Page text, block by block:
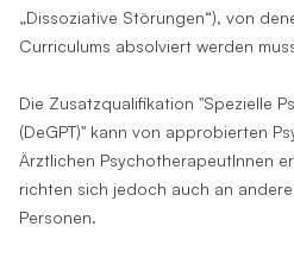
„Dissoziative Störungen“), von
Curriculums absolviert werden
Die Zusatzqualifikation "Spezielle
(DeGPT)" kann von approbierten
Ärztlichen PsychotherapeutInnen
richten sich jedoch auch an
Personen.